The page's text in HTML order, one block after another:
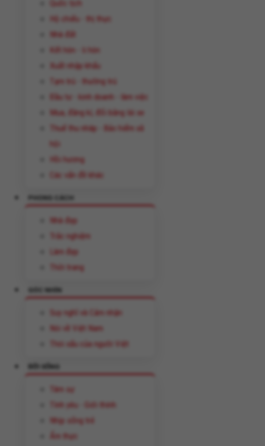
Quốc tịch
Hộ chiếu - thị thực
Nhà đất
Kết hôn - li hôn
Xuất nhập khẩu
Tạm trú - thường trú
Đầu tư - kinh doanh - làm việc
Mua, đăng kí, đổi bằng lái xe
Thuế thu nhâp - Bảo hiểm xã
hội
Hồi hương
Các vấn đề khác
PHONG CÁCH
Nhà đẹp
Trắc nghiệm
Làm đẹp
Thời trang
GÓC NHÌN
Suy nghĩ và Cảm nhận
Nói về Việt Nam
Thói xấu của người Việt
ĐỜI SỐNG
Tâm sự
Tình yêu - Giới thính
Nhịp sống trẻ
Ẩm thực